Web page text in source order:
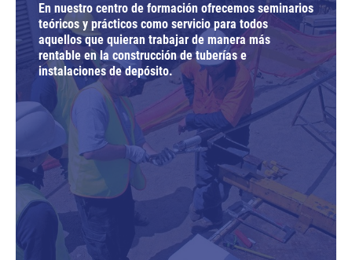
En nuestro centro de formación ofrecemos seminarios
teóricos y prácticos como servicio para todos
aquellos que quieran trabajar de manera más
rentable en la construcción de tuberías e
instalaciones de depósito.